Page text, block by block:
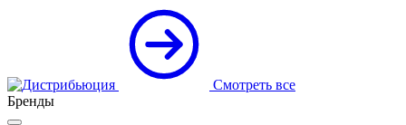
Смотреть все
Бренды